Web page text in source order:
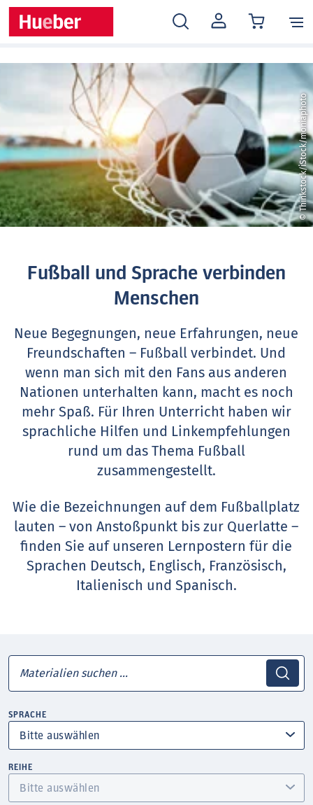
MEIN
KONTO
© Thinkstock/iStock/moniaphoto
Fußball und Sprache verbinden
Menschen
Neue Begegnungen, neue Erfahrungen, neue
Freundschaften – Fußball verbindet. Und
wenn man sich mit den Fans aus anderen
Nationen unterhalten kann, macht es noch
mehr Spaß. Für Ihren Unterricht haben wir
sprachliche Hilfen und Linkempfehlungen
rund um das Thema Fußball
zusammengestellt.
Wie die Bezeichnungen auf dem Fußballplatz
lauten – von Anstoßpunkt bis zur Querlatte –
finden Sie auf unseren Lernpostern für die
Sprachen Deutsch, Englisch, Französisch,
Italienisch und Spanisch.
SPRACHE
REIHE